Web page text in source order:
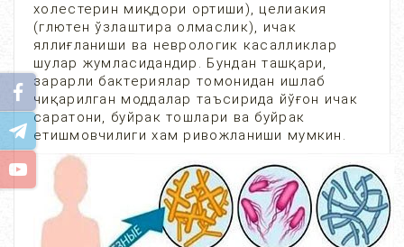
холестерин миқдори ортиши), целиакия
(глютен ўзлаштира олмаслик), ичак
яллиғланиши ва неврологик касалликлар
шулар жумласидандир. Бундан ташқари,
зарарли бактериялар томонидан ишлаб
чиқарилган моддалар таъсирида йўғон ичак
саратони, буйрак тошлари ва буйрак
етишмовчилиги хам ривожланиши мумкин.